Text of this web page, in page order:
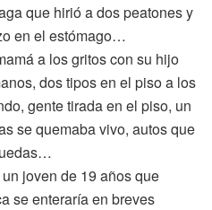
que hirió a dos peatones y
en el estómago…
a los gritos con su hijo
dos tipos en el piso a los
gente tirada en el piso, un
se quemaba vivo, autos que
joven de 19 años que
se enteraría en breves